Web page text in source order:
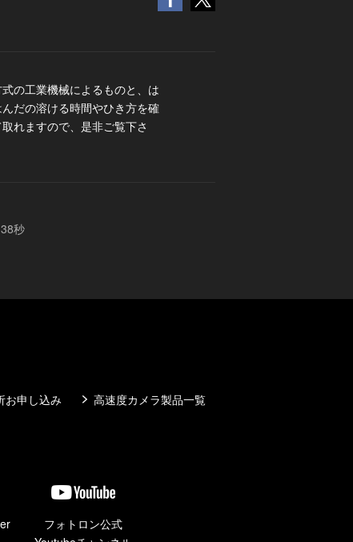
の工業機械によるものと、は
だの溶ける時間やひき方を確
れますので、是非ご覧下さ
秒
お申し込み 高速度カメラ製品一覧
フォトロン公式